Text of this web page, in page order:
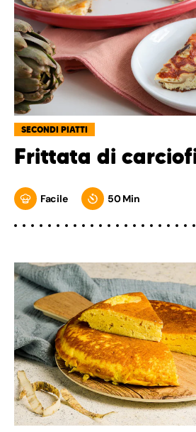
SECONDI PIATTI
Frittata di
Facile 50 Min